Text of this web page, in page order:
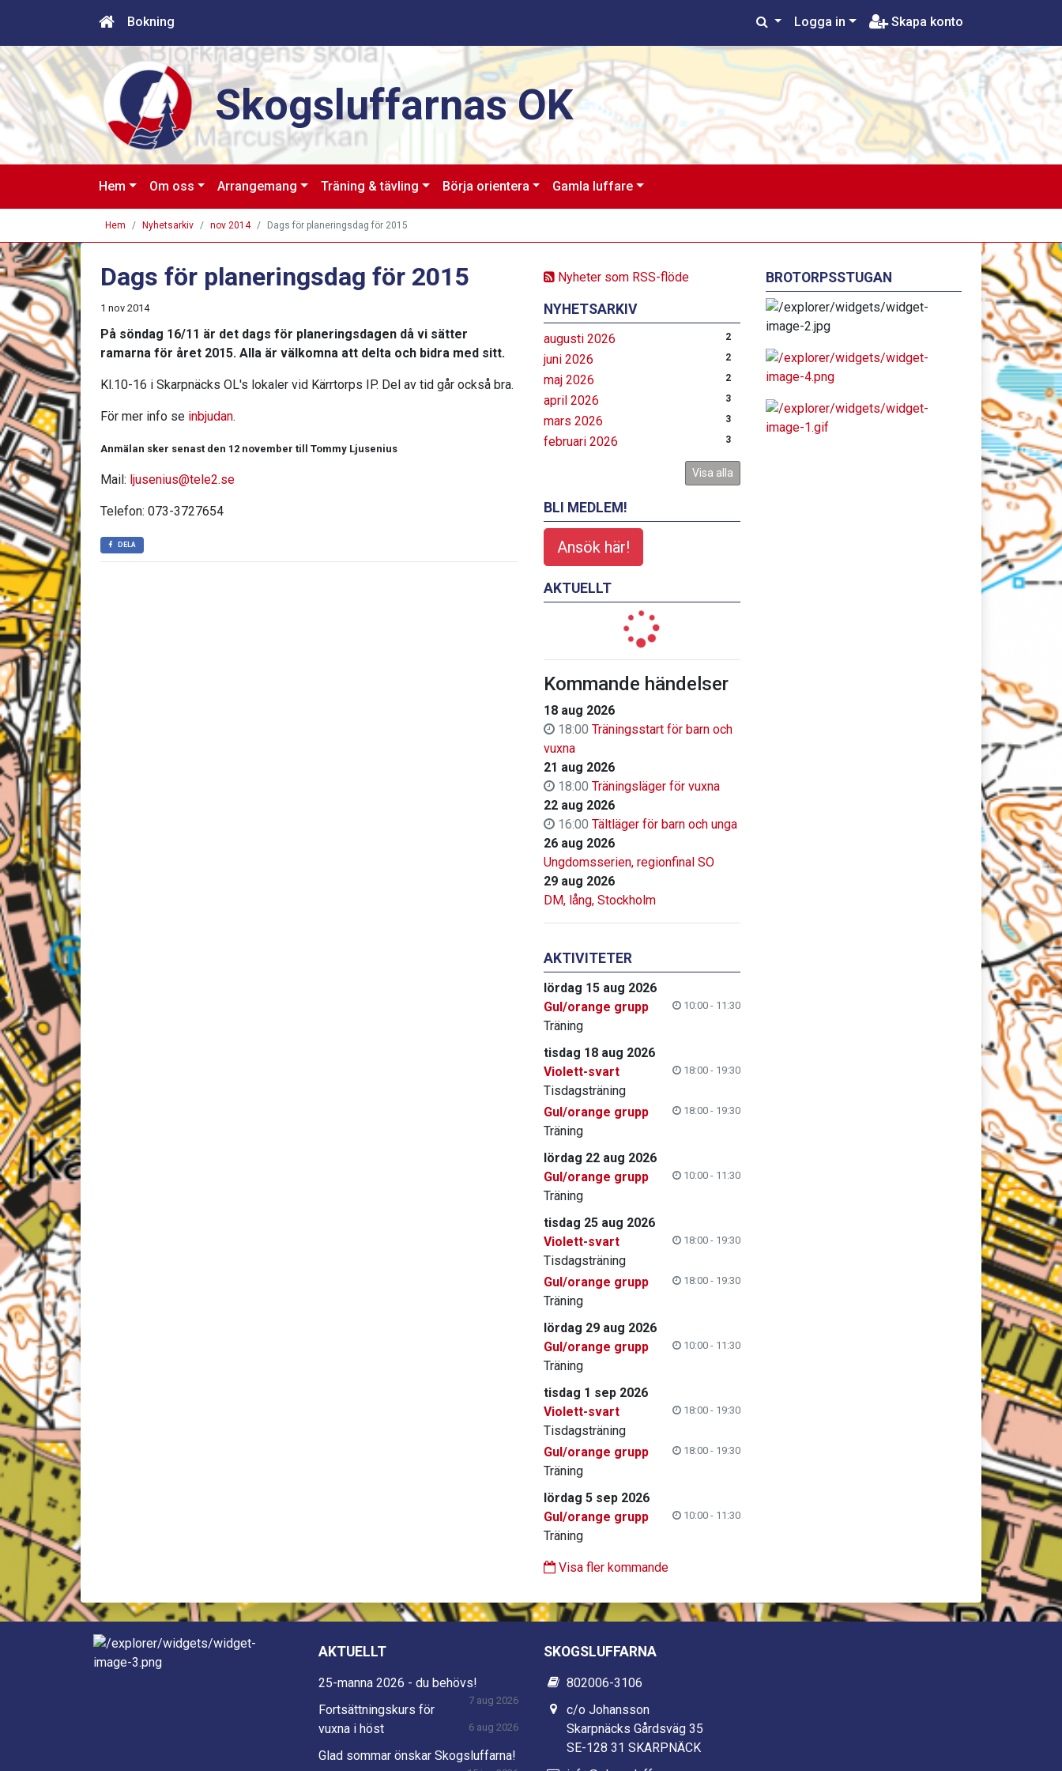
Bokning Logga in Skapa konto
Skogsluffarnas OK
Hem Om oss Arrangemang Träning & tävling Börja orientera Gamla luffare
Hem Nyhetsarkiv nov 2014 Dags för planeringsdag för 2015
Nyheter som RSS-flöde
NYHETSARKIV
augusti 2026 2
juni 2026 2
maj 2026 2
april 2026 3
mars 2026 3
februari 2026 3
Visa alla
BLI MEDLEM!
Ansök här!
AKTUELLT
Kommande händelser
18 aug 2026
18:00 Träningsstart för barn och
vuxna
21 aug 2026
18:00 Träningsläger för vuxna
22 aug 2026
16:00 Tältläger för barn och unga
26 aug 2026
Ungdomsserien, regionfinal SO
29 aug 2026
DM, lång, Stockholm
AKTIVITETER
lördag 15 aug 2026
Gul/orange grupp
10:00 - 11:30
Träning
tisdag 18 aug 2026
Violett-svart
18:00 - 19:30
Tisdagsträning
Gul/orange grupp
18:00 - 19:30
Träning
lördag 22 aug 2026
Gul/orange grupp
10:00 - 11:30
Träning
tisdag 25 aug 2026
Violett-svart
18:00 - 19:30
Tisdagsträning
Gul/orange grupp
18:00 - 19:30
Träning
lördag 29 aug 2026
Gul/orange grupp
10:00 - 11:30
Träning
tisdag 1 sep 2026
Violett-svart
18:00 - 19:30
Tisdagsträning
Gul/orange grupp
18:00 - 19:30
Träning
lördag 5 sep 2026
Gul/orange grupp
10:00 - 11:30
Träning
Visa fler kommande
Dags för planeringsdag för 2015
1 nov 2014
På söndag 16/11 är det dags för planeringsdagen då vi sätter
ramarna för året 2015. Alla är välkomna att delta och bidra med sitt.
Kl.10-16 i Skarpnäcks OL's lokaler vid Kärrtorps IP. Del av tid går också bra.
För mer info se inbjudan.
Anmälan sker senast den 12 november till Tommy Ljusenius
Mail: ljusenius@tele2.se
Telefon: 073-3727654
DELA
BROTORPSSTUGAN
AKTUELLT
25-manna 2026 - du behövs!
7 aug 2026
Fortsättningskurs för
vuxna i höst
6 aug 2026
Glad sommar önskar Skogsluffarna!
SKOGSLUFFARNA
802006-3106
c/o Johansson
Skarpnäcks Gårdsväg 35
SE-128 31 SKARPNÄCK